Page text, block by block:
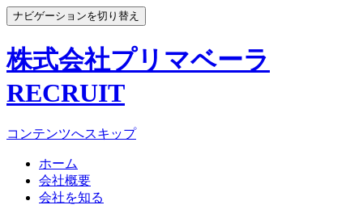
ナビゲーションを切り替え
株式会社プリマベーラ
RECRUIT
コンテンツへスキップ
ホーム
会社概要
会社を知る